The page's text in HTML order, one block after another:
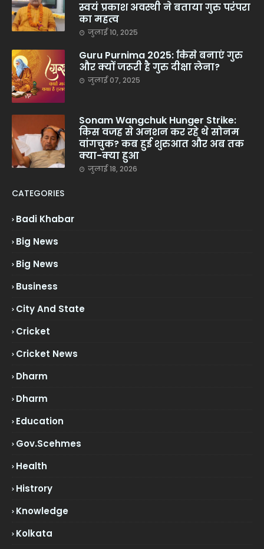
स्वयं प्रकाश अवस्थी ने बताया गुरु परंपरा
का महत्व
जुलाई 10, 2025
Guru Purnima 2025: किसे बनाएं गुरु
और क्यों जरूरी है गुरु दीक्षा लेना?
जुलाई 07, 2025
Sonam Wangchuk Hunger Strike:
किस वजह से अनशन कर रहे थे सोनम
वांगचुक? कब हुई शुरुआत और अब तक
क्या-क्या हुआ
जुलाई 18, 2026
CATEGORIES
Badi Khabar
Big News
Big News
Business
City And State
Cricket
Cricket News
Dharm
Dharm
Education
Gov.scehmes
Health
Histrory
Knowledge
Kolkata